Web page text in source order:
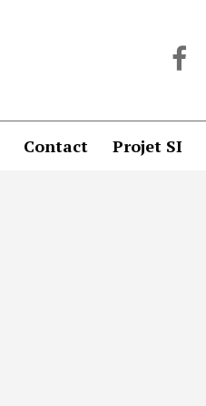
Contact Projet SI